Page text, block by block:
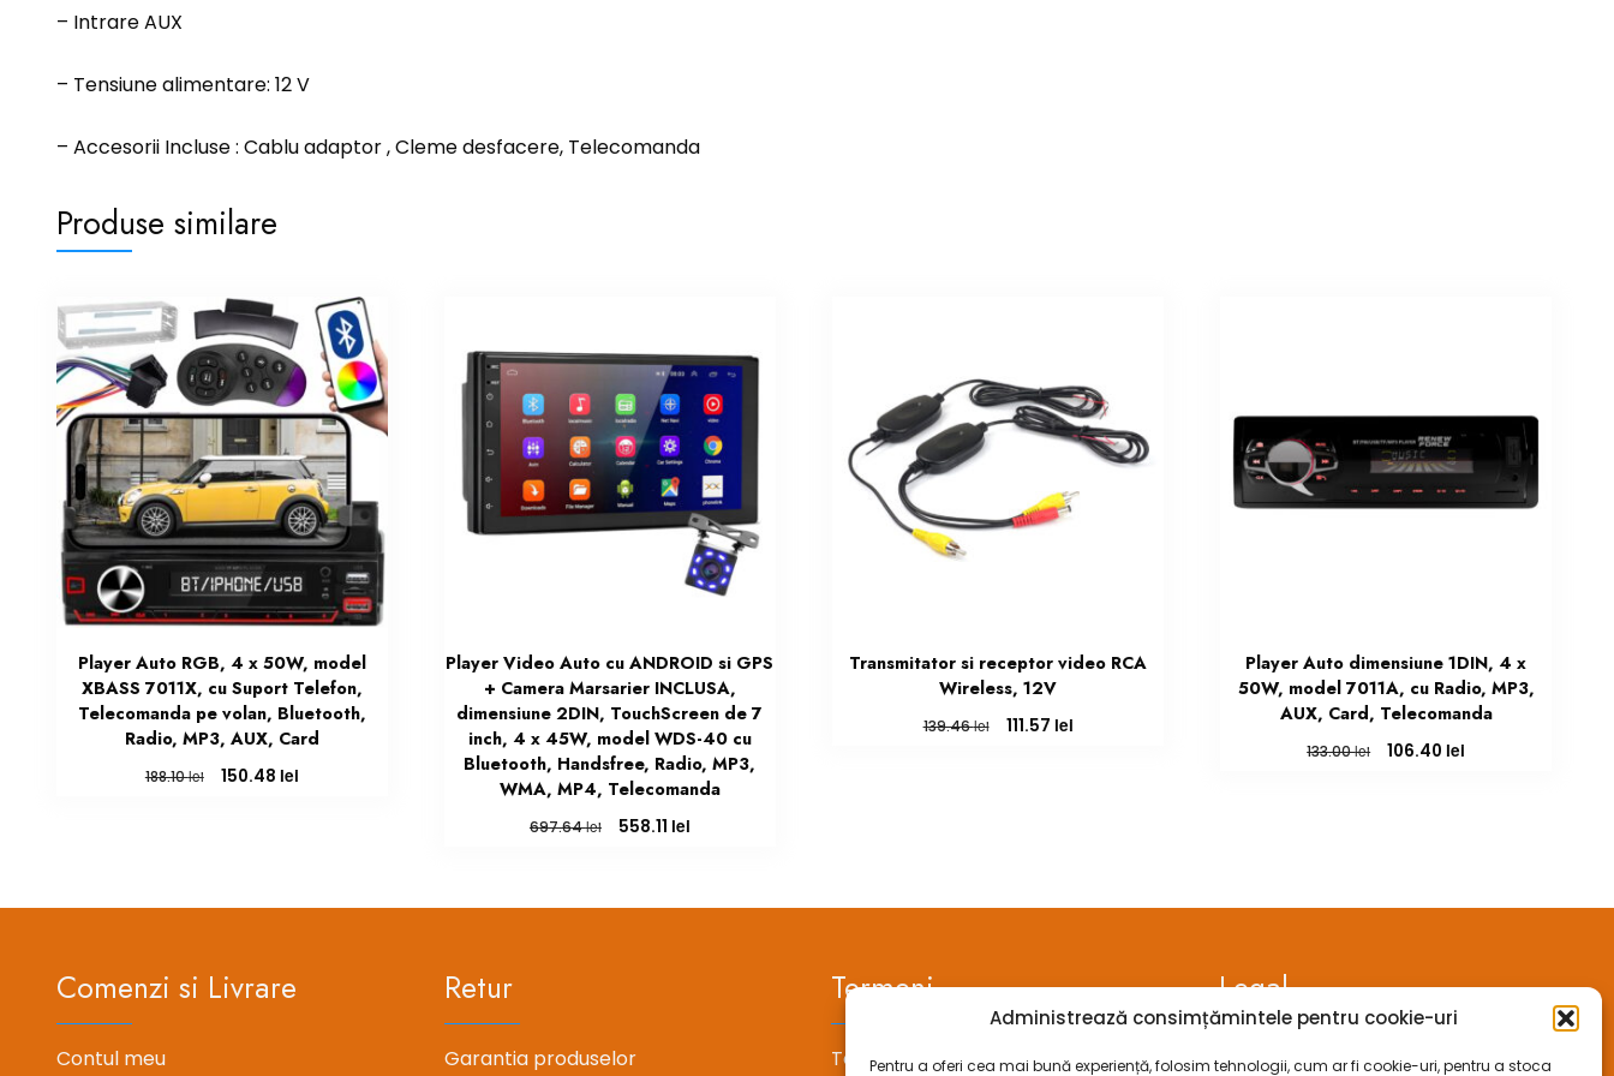
Administrează consimțămintele pentru cookie-uri
Pentru a oferi cea mai bună experiență, folosim tehnologii, cum ar fi cookie-uri, pentru a stoca
– Intrare AUX
– Tensiune alimentare: 12 V
– Accesorii Incluse : Cablu adaptor , Cleme desfacere, Telecomanda
Produse similare
Player Auto RGB, 4 x 50W, model
XBASS 7011X, cu Suport Telefon,
Telecomanda pe volan, Bluetooth,
Radio, MP3, AUX, Card
188.10lei
Prețul
150.48 leiPrețul
Player Video Auto cu ANDROID si GPS
+ Camera Marsarier INCLUSA,
dimensiune 2DIN, TouchScreen de 7
inch, 4 x 45W, model WDS-40 cu
Bluetooth, Handsfree, Radio, MP3,
WMA, MP4, Telecomanda
697.64lei
Prețul
558.11 leiPrețul
Transmitator si receptor video RCA
Wireless, 12V
139.46lei
Prețul
111.57 leiPrețul
Player Auto dimensiune 1DIN, 4 x
50W, model 7011A, cu Radio, MP3,
AUX, Card, Telecomanda
133.00lei
Prețul
106.40 lei
Comenzi si Livrare
Contul meu
Retur
Garantia produselor
Termeni
Termeni si conditii
Legal
ANPC